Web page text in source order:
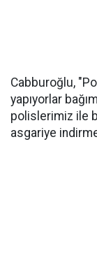
Cabburoğlu,
yapıyorlar
polislerimiz ile
asgariye